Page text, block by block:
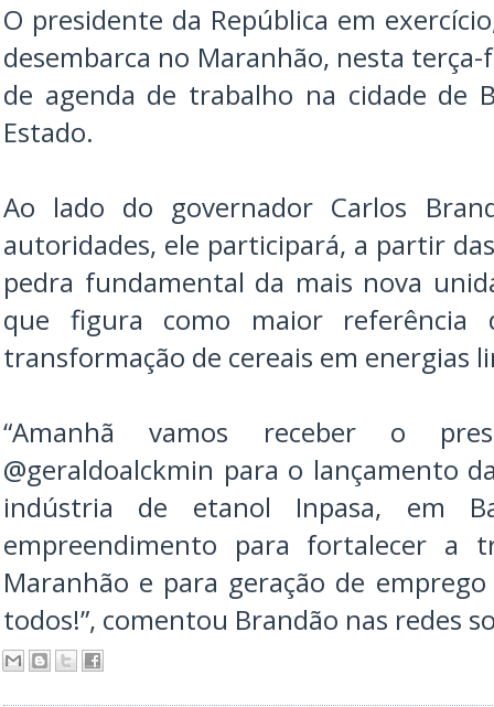
O presidente da República em
desembarca no Maranhão, nesta
de agenda de trabalho na cidade de
Estado.
Ao lado do governador Carlos
autoridades, ele participará, a partir
pedra fundamental da mais nova
que figura como maior referência
transformação de cereais em energias
“Amanhã vamos receber o
@geraldoalckmin para o lançamento
indústria de etanol Inpasa, em
empreendimento para fortalecer a
Maranhão e para geração de
todos!”, comentou Brandão nas redes